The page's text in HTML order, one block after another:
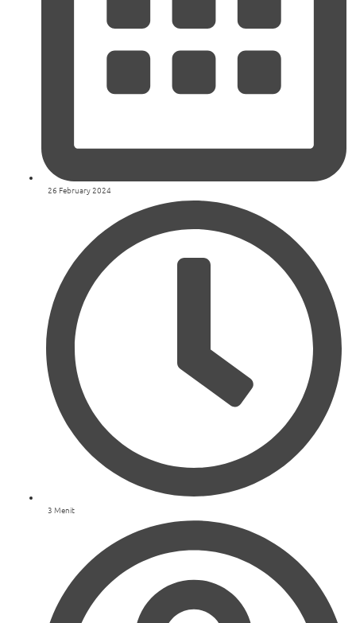
26 February 2024
3 Menit